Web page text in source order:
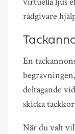
rådgivare
En
deltagande
skicka
När du valt